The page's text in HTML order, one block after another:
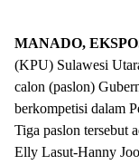
MANADO,
(KPU) Sulawesi
calon (paslon)
berkompetisi dalam
Tiga paslon tersebut
Elly Lasut-Hanny